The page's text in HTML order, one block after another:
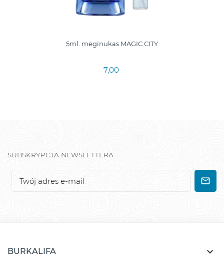
5ml. mėginukas MAGIC CITY
7,00
SUBSKRYPCJA NEWSLETTERA
BURKALIFA 